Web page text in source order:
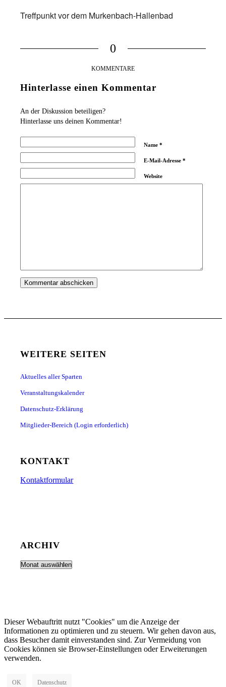
Treffpunkt vor dem Murkenbach-Hallenbad
0
KOMMENTARE
Hinterlasse einen Kommentar
An der Diskussion beteiligen?
Hinterlasse uns deinen Kommentar!
Name*
E-Mail-Adresse*
Website
WEITERE SEITEN
Aktuelles aller Sparten
Veranstaltungskalender
Datenschutz-Erklärung
Mitglieder-Bereich (Login erforderlich)
KONTAKT
Kontaktformular
ARCHIV
Dieser Webauftritt nutzt "Cookies" um die Anzeige der
Informationen zu optimieren und zu steuern. Wir gehen davon aus,
dass Besucher damit einverstanden sind. Zur Vermeidung von
Cookies können sie Browser-Einstellungen oder Erweiterungen
verwenden.
OK Datenschutz